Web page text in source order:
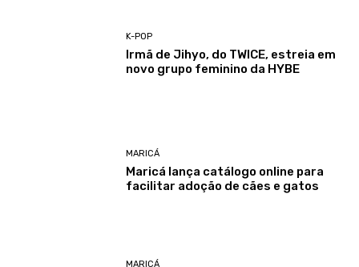
K-POP
Irmã de Jihyo, do TWICE, estreia em
novo grupo feminino da HYBE
MARICÁ
Maricá lança catálogo online para
facilitar adoção de cães e gatos
MARICÁ